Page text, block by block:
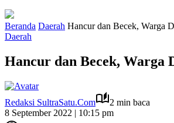
Beranda Daerah Hancur dan Becek, Warga
Daerah
Hancur dan Becek, Warga
Redaksi SultraSatu.Com
2 min baca
8 September 2022 | 10:15 pm